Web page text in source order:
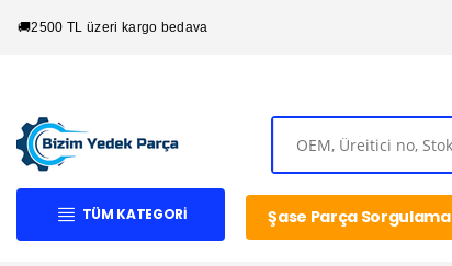
🚚2500 TL üzeri kargo bedava
TÜM KATEGORI Şase Parça Sorgulama